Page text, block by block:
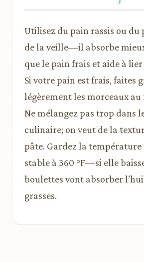
Utilisez du pain rassis ou du
de la veille—il absorbe
que le pain frais et aide à
Si votre pain est frais, faites
légèrement les morceaux au
Ne mélangez pas trop dans
culinaire; on veut de la
pâte. Gardez la température
stable à 360 °F—si elle
boulettes vont absorber
grasses.